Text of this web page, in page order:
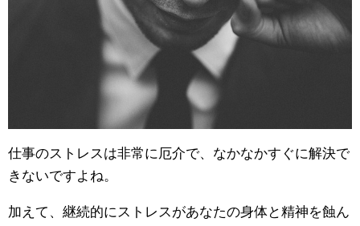
仕事のストレスは非常に厄介で、なかなかすぐに解決で
きないですよね。
加えて、継続的にストレスがあなたの身体と精神を蝕ん